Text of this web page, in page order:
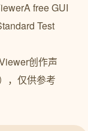
free GUI
Test
创作声
，仅供参考